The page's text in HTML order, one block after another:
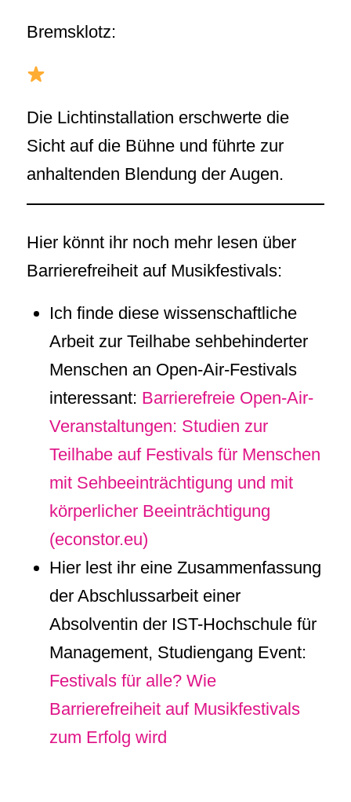
Bremsklotz:
Die Lichtinstallation erschwerte die
Sicht auf die Bühne und führte zur
anhaltenden Blendung der Augen.
Hier könnt ihr noch mehr lesen über
Barrierefreiheit auf Musikfestivals:
Ich finde diese wissenschaftliche
Arbeit zur Teilhabe sehbehinderter
Menschen an Open-Air-Festivals
interessant: Barrierefreie Open-Air-
Veranstaltungen: Studien zur
Teilhabe auf Festivals für Menschen
mit Sehbeeinträchtigung und mit
körperlicher Beeinträchtigung
(econstor.eu)
Hier lest ihr eine Zusammenfassung
der Abschlussarbeit einer
Absolventin der IST-Hochschule für
Management, Studiengang Event:
Festivals für alle? Wie
Barrierefreiheit auf Musikfestivals
zum Erfolg wird